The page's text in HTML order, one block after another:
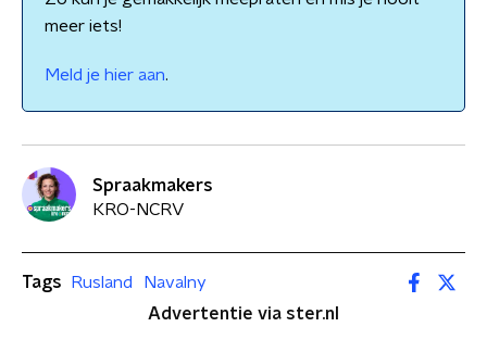
meer iets!
Meld je hier aan.
Spraakmakers
KRO-NCRV
Tags Rusland
Navalny
Advertentie via ster.nl